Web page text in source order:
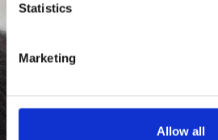
Statistics
Marketing
Allow all